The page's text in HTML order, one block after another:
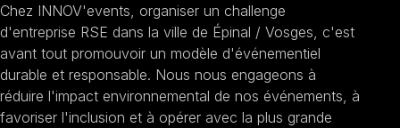
Chez INNOV'events, organiser un challenge
d'entreprise RSE dans la ville de Épinal / Vosges, c'est
avant tout promouvoir un modèle d'événementiel
durable et responsable. Nous nous engageons à
réduire l'impact environnemental de nos événements, à
favoriser l'inclusion et à opérer avec la plus grande